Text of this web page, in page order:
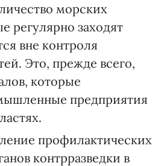
морских
регулярно заходят
вне контроля
Это, прежде всего,
которые
предприятия
профилактических
контрразведки в